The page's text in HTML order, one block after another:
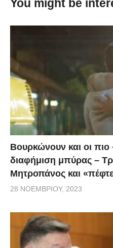
σταθεί στα πόδια
συνεχίζει τη θεραπεία της
στέκεται μόνη της και να
της βήματα.Η Ζήνα
εκπομπής «Αλήθειες με
της και απαθανάτισαν
καταφέρει να σταθεί και
της να καταφέρει να
You might be
Βουρκώνουν και οι
διαφήμιση μπύρας –
Μητροπάνος και
28 ΝΟΕΜΒΡΊΟΥ, 2023